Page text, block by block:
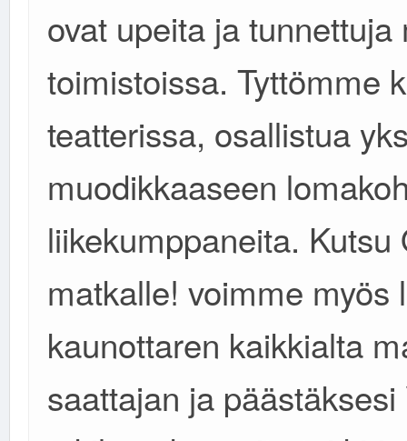
ovat upeita ja
toimistoissa. Tyttömme
teatterissa, osallistua
muodikkaaseen
liikekumppaneita.
matkalle! voimme myös
kaunottaren kaikkialta
saattajan ja